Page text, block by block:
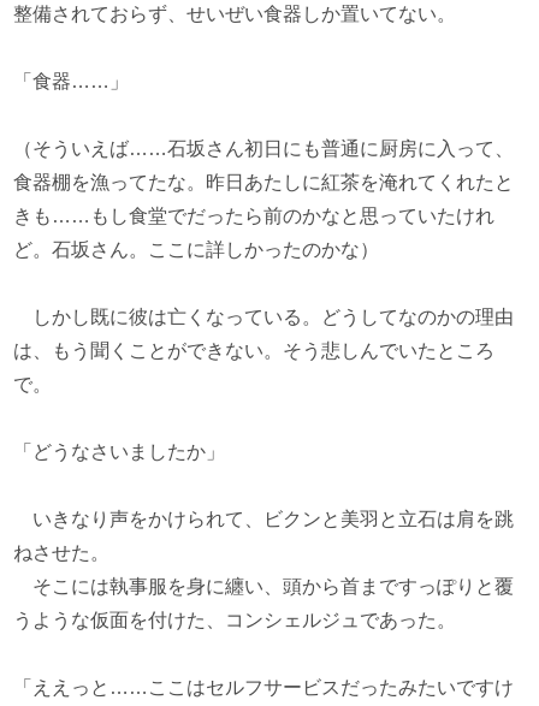
整備されておらず、せいぜい食器しか置いてない。
「食器……」
（そういえば……石坂さん初日にも普通に厨房に入って、
食器棚を漁ってたな。昨日あたしに紅茶を淹れてくれたと
きも……もし食堂でだったら前のかなと思っていたけれ
ど。石坂さん。ここに詳しかったのかな）
しかし既に彼は亡くなっている。どうしてなのかの理由
は、もう聞くことができない。そう悲しんでいたところ
で。
「どうなさいましたか」
いきなり声をかけられて、ビクンと美羽と立石は肩を跳
ねさせた。
そこには執事服を身に纏い、頭から首まですっぽりと覆
うような仮面を付けた、コンシェルジュであった。
「ええっと……ここはセルフサービスだったみたいですけ